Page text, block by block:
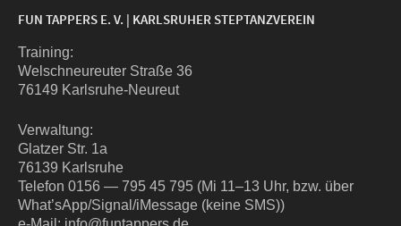
FUN TAPPERS E. V. | KARLSRUHER STEPTANZVEREIN
Trai­ning:
Wel­sch­neu­reu­ter Stra­ße 36
76149 Karlsruhe-Neureut
Ver­wal­tung:
Glat­zer Str. 1a
76139 Karlsruhe
Tele­fon 0156 — 795 45 795 (Mi 11–13 Uhr, bzw. über
What’sApp/Signal/iMessage (kei­ne SMS))